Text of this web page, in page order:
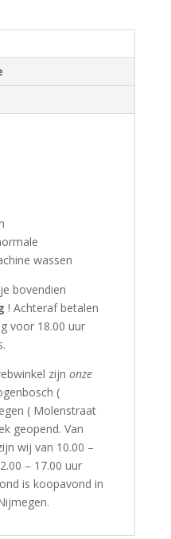
wassen
bovendien
! Achteraf betalen
voor 18.00 uur
zijn onze
(
( Molenstraat
geopend. Van
wij van 10.00 –
– 17.00 uur
is koopavond in